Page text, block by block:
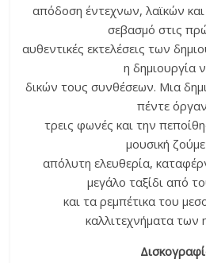
απόδοση έντεχνων, λαϊκών
σεβασμό στις
αυθεντικές εκτελέσεις των
η δημιουργία
δικών τους συνθέσεων. Μια
πέντε
τρεις φωνές και την
μουσική
απόλυτη ελευθερία,
μεγάλο ταξίδι από
και τα ρεμπέτικα του
καλλιτεχνήματα των